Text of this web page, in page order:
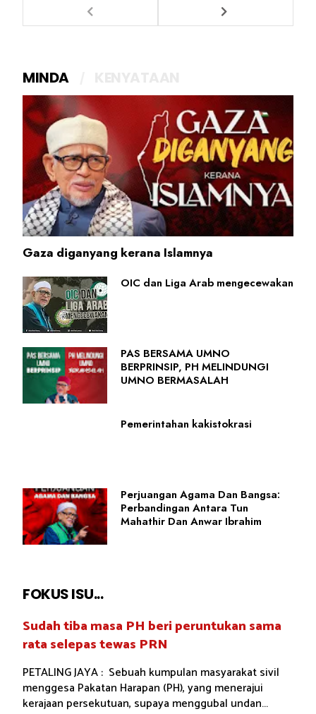
MINDA
Gaza diganyang kerana Islamnya
OIC dan Liga Arab mengecewakan
PAS BERSAMA UMNO
BERPRINSIP, PH MELINDUNGI
UMNO BERMASALAH
Pemerintahan kakistokrasi
Perjuangan Agama Dan Bangsa:
Perbandingan Antara Tun
Mahathir Dan Anwar Ibrahim
FOKUS ISU...
Sudah tiba masa PH beri peruntukan sama
rata selepas tewas PRN
PETALING JAYA : Sebuah kumpulan masyarakat sivil
menggesa Pakatan Harapan (PH), yang menerajui
kerajaan persekutuan, supaya menggubal undan...